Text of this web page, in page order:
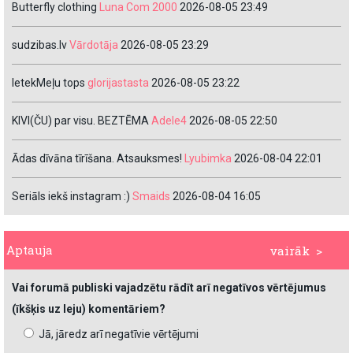
Butterfly clothing Luna Com 2000 2026-08-05 23:49
sudzibas.lvVārdotāja 2026-08-05 23:29
IetekMeļu tops glorijastasta 2026-08-05 23:22
KIVI(ČU) par visu. BEZTĒMAAdele42026-08-05 22:50
Ādas dīvāna tīrīšana. Atsauksmes! Lyubimka 2026-08-04 22:01
Seriāls iekš instagram :) Smaids 2026-08-04 16:05
vairāk >
Aptauja
Vai forumā publiski vajadzētu rādīt arī negatīvos vērtējumus
(īkšķis uz leju) komentāriem?
Jā, jāredz arī negatīvie vērtējumi